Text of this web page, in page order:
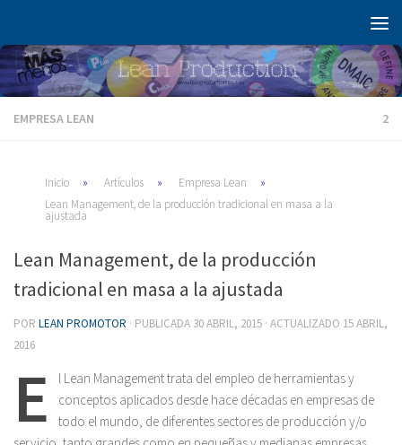
EMPRESA LEAN 2
Inicio » Artículos » Empresa Lean
»
Lean Management, de la producción tradicional en masa a la
ajustada
Lean Management, de la producción
tradicional en masa a la ajustada
POR LEAN PROMOTOR · PUBLICADA 30 ABRIL, 2015 · ACTUALIZADO 15 ABRIL,
2016
E
l Lean Management trata del empleo de herramientas y
conceptos aplicados desde hace décadas en empresas de
todo el mundo, de diferentes sectores de producción y/o